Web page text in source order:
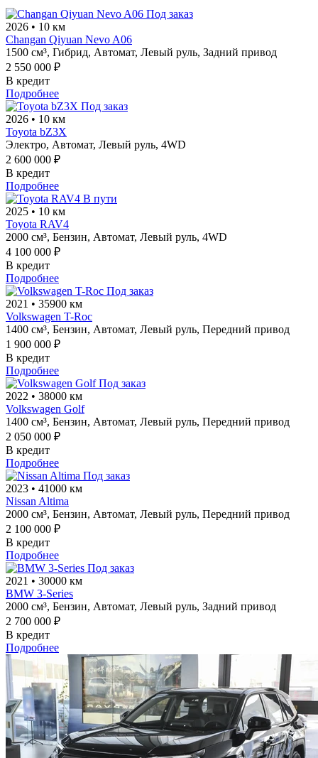
Под заказ
2026 • 10 км
Changan Qiyuan Nevo A06
1500 см³, Гибрид, Автомат, Левый руль, Задний привод
2 550 000 ₽
В кредит
Подробнее
Под заказ
2026 • 10 км
Toyota bZ3X
Электро, Автомат, Левый руль, 4WD
2 600 000 ₽
В кредит
Подробнее
В пути
2025 • 10 км
Toyota RAV4
2000 см³, Бензин, Автомат, Левый руль, 4WD
4 100 000 ₽
В кредит
Подробнее
Под заказ
2021 • 35900 км
Volkswagen T-Roc
1400 см³, Бензин, Автомат, Левый руль, Передний привод
1 900 000 ₽
В кредит
Подробнее
Под заказ
2022 • 38000 км
Volkswagen Golf
1400 см³, Бензин, Автомат, Левый руль, Передний привод
2 050 000 ₽
В кредит
Подробнее
Под заказ
2023 • 41000 км
Nissan Altima
2000 см³, Бензин, Автомат, Левый руль, Передний привод
2 100 000 ₽
В кредит
Подробнее
Под заказ
2021 • 30000 км
BMW 3-Series
2000 см³, Бензин, Автомат, Левый руль, Задний привод
2 700 000 ₽
В кредит
Подробнее